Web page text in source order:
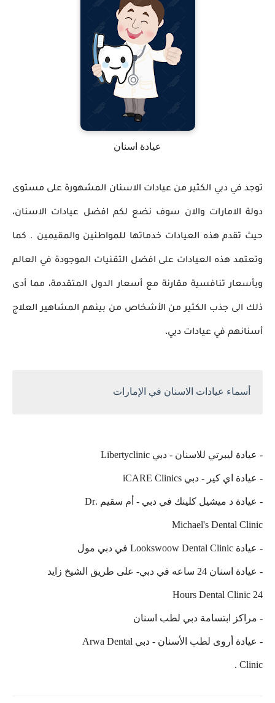
عيادة اسنان
توجد في دبي الكثير من عيادات الاسنان المشهورة على مستوى
دولة الامارات والان سوف نضع لكم افضل عيادات الاسنان،
حيث تقدم هذه العيادات خدماتها للمواطنين والمقيمين . كما
وتعتمد هذه العيادات على افضل التقنيات الموجودة في العالم
وبأسعار تنافسية مقارنة مع أسعار الدول المتقدمة، مما أدى
ذلك الى جذب الكثير من الأشخاص من بينهم المشاهير العلاج
أسنانهم في عيادات دبي،
أسماء عيادات الاسنان في الإمارات
- عيادة ليبرتي للاسنان - دبي Libertyclinic
- عيادة اي كير - دبي iCARE Clinics
- عيادة د ميشيل كلينك في دبي - أم سقيم .Dr
Michael's Dental Clinic
- عيادة Lookswoow Dental Clinic في دبي مول
- عيادة اسنان 24 ساعه في دبي- على طريق الشيخ زايد
24 Hours Dental Clinic
- مراكز ابتسامة دبي لطب اسنان
- عيادة أروى لطب الأسنان - دبي Arwa Dental
Clinic .